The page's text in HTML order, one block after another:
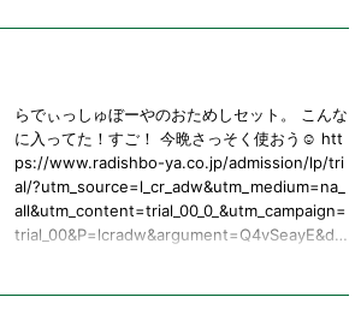
らでぃっしゅぼーやのおためしセット。 こんな
に入ってた！すご！ 今晩さっそく使おう☺️ htt
ps://www.radishbo-ya.co.jp/admission/lp/tri
al/?utm_source=l_cr_adw&utm_medium=na_
all&utm_content=trial_00_0_&utm_campaign=
trial_00&P=lcradw&argument=Q4vSeayE&dm